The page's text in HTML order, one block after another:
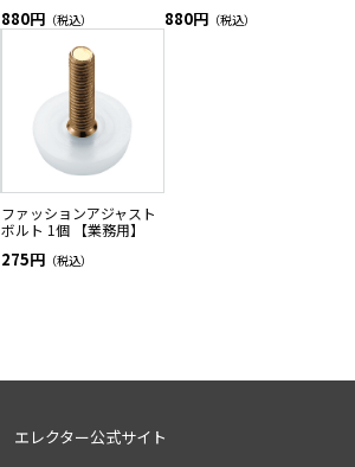
880円 （税込） 880円 （税込）
ファッションアジャスト
ボルト 1個 【業務用】
275円 （税込）
エレクター公式サイト